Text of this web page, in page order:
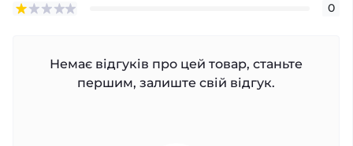
0
Немає відгуків про цей товар, станьте
першим, залиште свій відгук.